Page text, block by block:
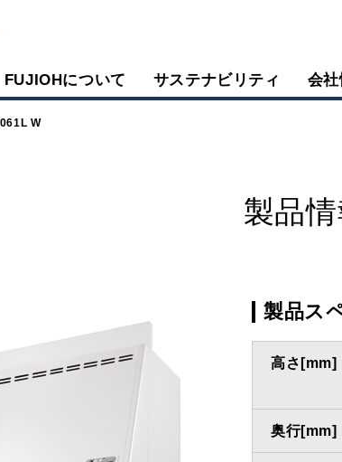
FUJIOHについて サステナビリティ 会社
W
製品情
製品ス
高さ[mm]
奥行[mm]